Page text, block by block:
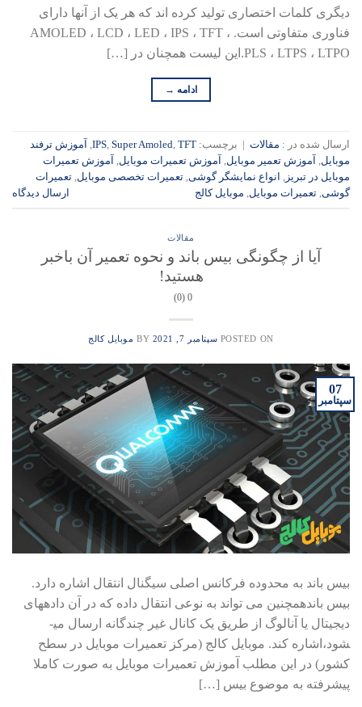
دیگری کلمات اختصاری تولید کرده ­اند که هر یک از آن­ها دارای
فناوری متفاوتی است. AMOLED ، LCD ، LED ، IPS ، TFT ،
PLS ، LTPS ، LTPO.این لیست همچنان در […]
ادامه →
ارسال شده در : مقالات برچسب: IPS, Super Amoled, TFT
,
آموزش ترفند
موبایل, آموزش تعمیر موبایل, آموزش تعمیرات موبایل,
آموزش تعمیرات
موبایل در تبریز , انواع نمایشگر گوشی, تعمیرات تخصصی موبایل, تعمیرات
گوشی, تعمیرات موبایل, موبایل کالج ارسال دیدگاه
مقالات
آیا از چگونگی بیس باند و نحوه تعمیر آن باخبر
هستید!
0 (0)
POSTED ON سپتامبر 7, 2021 BY موبایل کالج
07
سپتامبر
بیس باند به محدوده فرکانس اصلی سیگنال انتقال اشاره دارد.
بیس باندهمچنین می تواند به نوعی انتقال داده که در آن داده­های
دیجیتال یا آنالوگ از طریق یک کانال غیر چندگانه ارسال می­
شود،اشاره کند. موبایل کالج (مرکز تعمیرات موبایل در سطح
کشور) در این مطلب آموزش تعمیرات موبایل به صورت کاملا
پیشرفته به موضوع بیس […]